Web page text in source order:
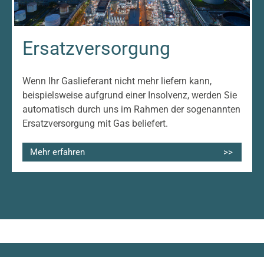
Ersatzversorgung
Wenn Ihr Gaslieferant nicht mehr liefern kann,
beispielsweise aufgrund einer Insolvenz, werden Sie
automatisch durch uns im Rahmen der sogenannten
Ersatzversorgung mit Gas beliefert.
Mehr erfahren